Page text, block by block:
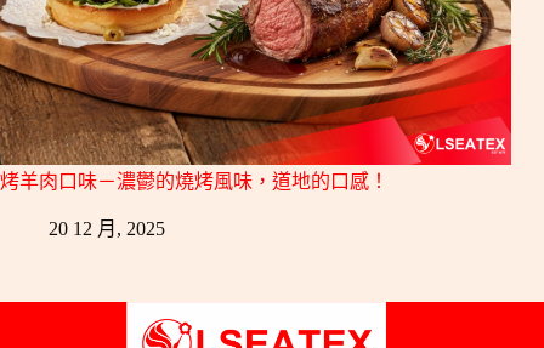
烤羊肉口味－濃鬱的燒烤風味，道地的口感！
20 12 月, 2025